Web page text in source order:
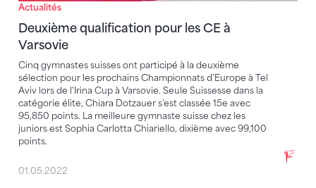
Actualités
Deuxième qualification pour les CE à
Varsovie
Cinq gymnastes suisses ont participé à la deuxième
sélection pour les prochains Championnats d'Europe à Tel
Aviv lors de l'Irina Cup à Varsovie. Seule Suissesse dans la
catégorie élite, Chiara Dotzauer s'est classée 15e avec
95,850 points. La meilleure gymnaste suisse chez les
juniors est Sophia Carlotta Chiariello, dixième avec 99,100
points.
01.05.2022